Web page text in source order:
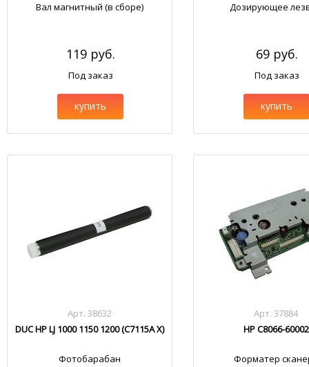
Вал магнитный (в сборе)
119 руб.
Под заказ
купить
Дозирующее
69 руб.
Под заказ
купить
Арт. 38632
DUC HP LJ 1000 1150 1200 (C7115A X)
Фотобарабан
Арт. 37884
HP C8066-60002
Форматер